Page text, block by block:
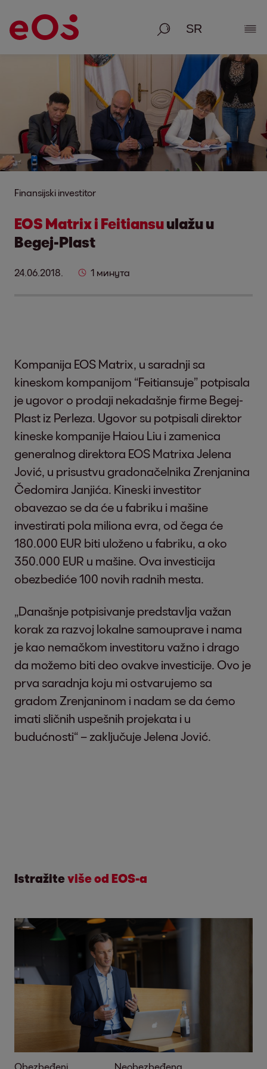
Pretraga
Finansijski investitor
EOS Matrix i Feitiansuulažu u
Begej-Plast
24.06.2018. 1 минута
Kompanija EOS Matrix, u saradnji sa
kineskom kompanijom “Feitiansuje” potpisala
je ugovor o prodaji nekadašnje firme Begej-
Plast iz Perleza. Ugovor su potpisali direktor
kineske kompanije Haiou Liu i zamenica
generalnog direktora EOS Matrixa Jelena
Jović, u prisustvu gradonačelnika Zrenjanina
Čedomira Janjića. Кineski investitor
obavezao se da će u fabriku i mašine
investirati pola miliona evra, od čega će
180.000 EUR biti uloženo u fabriku, a oko
350.000 EUR u mašine. Ova investicija
obezbediće 100 novih radnih mesta.
„Današnje potpisivanje predstavlja važan
korak za razvoj lokalne samouprave i nama
je kao nemačkom investitoru važno i drago
da možemo biti deo ovakve investicije. Ovo je
prva saradnja koju mi ostvarujemo sa
gradom Zrenjaninom i nadam se da ćemo
imati sličnih uspešnih projekata i u
budućnosti“ – zaključuje Jelena Jović.
Istražiteviše od EOS-a
Obezbeđeni Neobezbeđena